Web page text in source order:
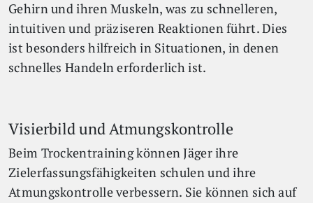
Gehirn und ihren Muskeln, was zu schnelleren,
intuitiven und präziseren Reaktionen führt. Dies
ist besonders hilfreich in Situationen, in denen
schnelles Handeln erforderlich ist.
Visierbild und Atmungskontrolle
Beim Trockentraining können Jäger ihre
Zielerfassungsfähigkeiten schulen und ihre
Atmungskontrolle verbessern. Sie können sich auf